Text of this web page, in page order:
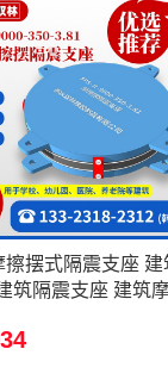
擦摆式隔震支座 建
筑隔震支座 建筑
II-15000源头工